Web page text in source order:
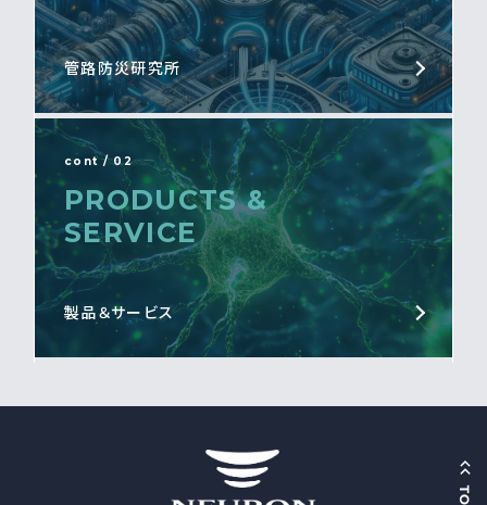
管路防災研究所
cont / 02
PRODUCTS &
SERVICE
製品＆サービス